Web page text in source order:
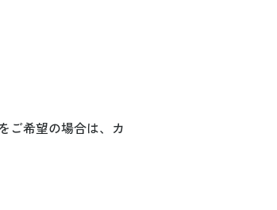
ご希望の場合は、カ